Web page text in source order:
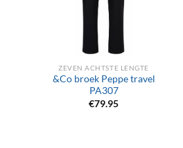
ZEVEN ACHTSTE LENGTE
&Co broek Peppe travel
PA307
€79.95